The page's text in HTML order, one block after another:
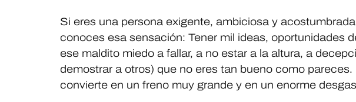
Si eres una persona exigente, ambiciosa y
conoces esa sensación: Tener mil ideas, oportunidades
ese maldito miedo a fallar, a no estar a la altura, a
demostrar a otros) que no eres tan bueno como
convierte en un freno muy grande y en un enorme